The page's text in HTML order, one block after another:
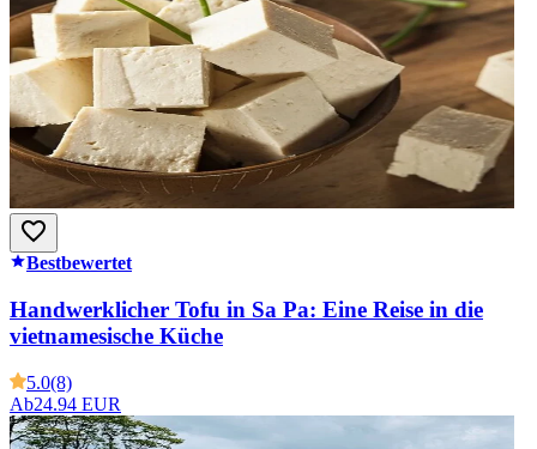
Bestbewertet
Handwerklicher Tofu in Sa Pa: Eine Reise in die
vietnamesische Küche
5.0(8)
Ab24.94 EUR